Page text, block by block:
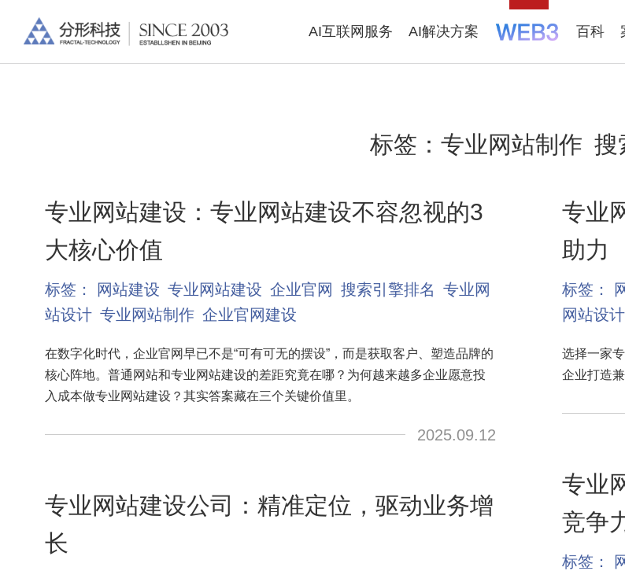
AI互联网服务 AI解决方案 百科
标签： 专业网站制作 搜
专业网站建设：专业网站建设不容忽视的3
大核心价值
标签： 网站建设 专业网站建设 企业官网 搜索引擎排名 专业网
站设计 专业网站制作 企业官网建设
在数字化时代，企业官网早已不是“可有可无的摆设”，而是获取客户、塑造品牌的
核心阵地。普通网站和专业网站建设的差距究竟在哪？为何越来越多企业愿意投
入成本做专业网站建设？其实答案藏在三个关键价值里。
2025.09.12
专业网站建设公司：精准定位，驱动业务增
长
专业
助力
标签：
网站设计
选择一家
企业打造
专业
竞争
标签：